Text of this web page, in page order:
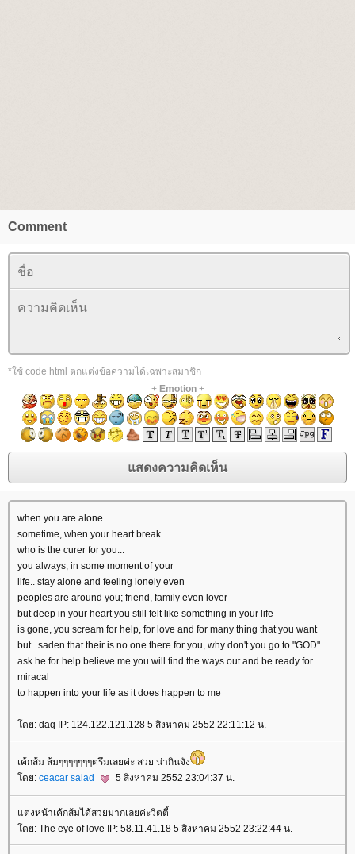
Comment
*ใช้ code html ตกแต่งข้อความได้เฉพาะสมาชิก
+ Emotion+
when you are alone
sometime, when your heart break
who is the curer for you...
you always, in some moment of your
life.. stay alone and feeling lonely even
peoples are around you; friend, family even lover
but deep in your heart you still felt like something in your life
is gone, you scream for help, for love and for many thing that you want
but...saden that their is no one there for you, why don't you go to "GOD"
ask he for help believe me you will find the ways out and be ready for
miracal
to happen into your life as it does happen to me
ดย: daq IP: 124.122.121.128 5 สิงหาคม 2552 22:11:12 น.
เค้กส้ม ส้มๆๆๆๆๆๆๆตรึมเลยค่ะ สวย น่ากินจัง
ดย: ceacar salad 5 สิงหาคม 2552 23:04:37 น.
ต่งหน้าเค้กส้มได้สวยมากเลยค่ะวิตตี้
ดย: The eye of love IP: 58.11.41.18 5 สิงหาคม 2552 23:22:44 น.